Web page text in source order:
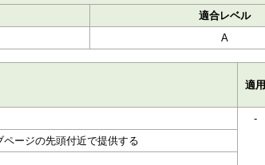
適合レベル
A
適用
-
ージの先頭付近で提供する